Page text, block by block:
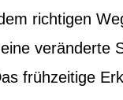
richtigen
veränderte
frühzeitige